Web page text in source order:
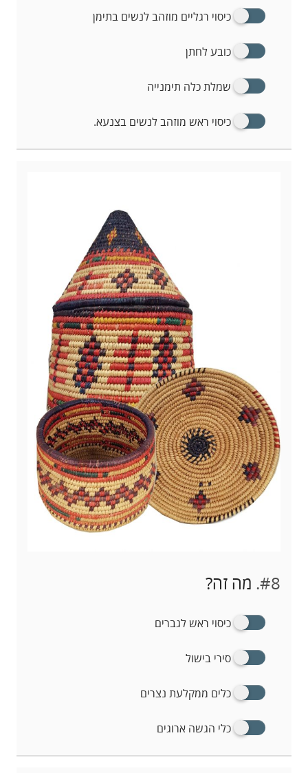
כיסוי רגליים מוזהב לנשים בתימן
כובע לחתן
שמלת כלה תימנייה
כיסוי ראש מוזהב לנשים בצנעא.
#8. מה זה?
כיסוי ראש לגברים
סירי בישול
כלים ממקלעת נצרים
כלי הגשה ארוגים